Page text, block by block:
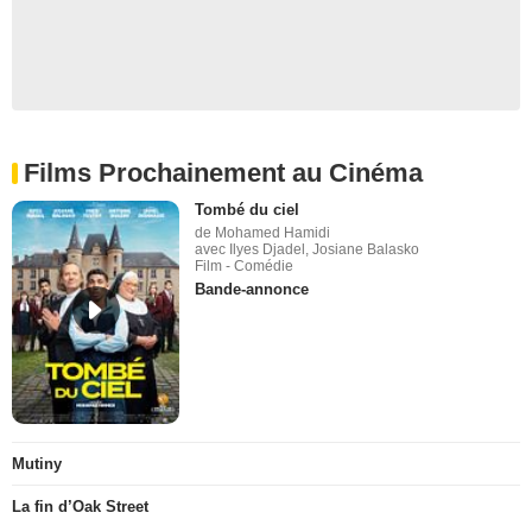
Films Prochainement au Cinéma
Tombé du ciel
de Mohamed Hamidi
avec Ilyes Djadel, Josiane Balasko
Film - Comédie
Bande-annonce
Mutiny
La fin d’Oak Street